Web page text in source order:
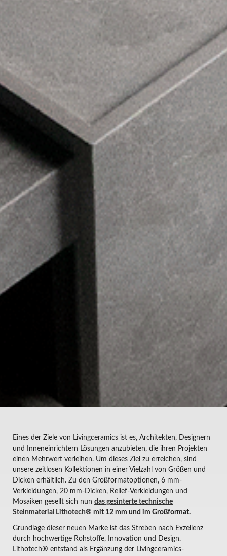
Eines der Ziele von Livingceramics ist es, Architekten, Designern
und Inneneinrichtern Lösungen anzubieten, die ihren Projekten
einen Mehrwert verleihen. Um dieses Ziel zu erreichen, sind
unsere zeitlosen Kollektionen in einer Vielzahl von Größen und
Dicken erhältlich. Zu den Großformatoptionen, 6 mm-
Verkleidungen, 20 mm-Dicken, Relief-Verkleidungen und
Mosaiken gesellt sich nun das gesinterte technische
Steinmaterial Lithotech® mit 12 mm und im Großformat.
Grundlage dieser neuen Marke ist das Streben nach Exzellenz
durch hochwertige Rohstoffe, Innovation und Design.
Lithotech® entstand als Ergänzung der Livingceramics-